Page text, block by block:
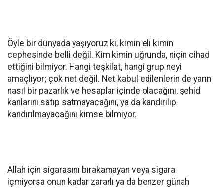
Öyle bir dünyada yaşıyoruz ki, kimin eli kimin
cephesinde belli değil. Kim kimin uğrunda, niçin cihad
ettiğini bilmiyor. Hangi teşkilat, hangi grup neyi
amaçlıyor; çok net değil. Net kabul edilenlerin de yarın
nasıl bir pazarlık ve hesaplar içinde olacağını, şehid
kanlarını satıp satmayacağını, ya da kandırılıp
kandırılmayacağını kimse bilmiyor.
Allah için sigarasını bırakamayan veya sigara
içmiyorsa onun kadar zararlı ya da benzer günah